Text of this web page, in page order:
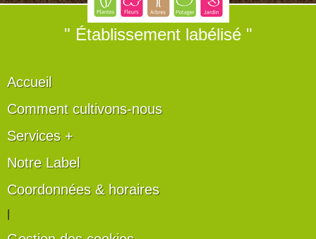
" Établissement labélisé "
Accueil
Comment cultivons-nous
Services +
Notre Label
Coordonnées & horaires